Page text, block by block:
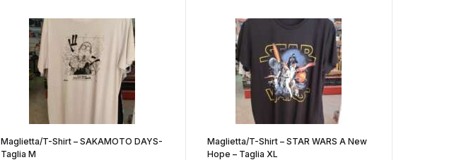
Maglietta/T-Shirt – SAKAMOTO DAYS-
Taglia M
Maglietta/T-Shirt – STAR WARS A New
Hope – Taglia XL